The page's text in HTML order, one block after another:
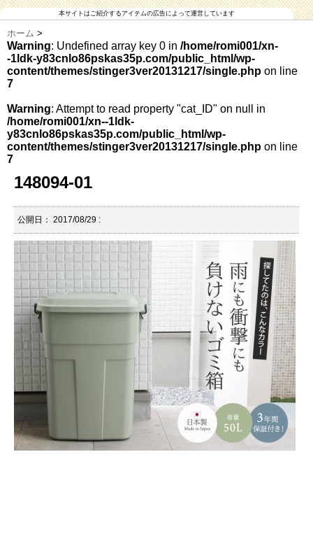
本サイトはご紹介するアイテムの広告によって運営しています
ホーム >
Warning: Undefined array key 0 in /home/romi001/xn-
-1ldk-y83cnlo86pskas35p.com/public_html/wp-
content/themes/stinger3ver20131217/single.php on line
7
Warning: Attempt to read property "cat_ID" on null in
/home/romi001/xn--1ldk-
y83cnlo86pskas35p.com/public_html/wp-
content/themes/stinger3ver20131217/single.php on line
7
148094-01
公開日： 2017/08/29 :